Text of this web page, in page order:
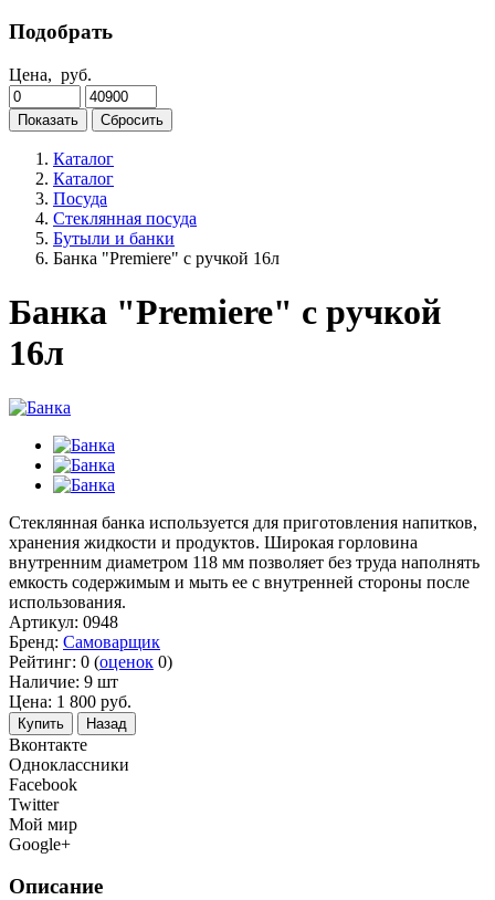
Подобрать
Цена, руб.
Показать Сбросить
Каталог
Каталог
Посуда
Стеклянная посуда
Бутыли и банки
Банка "Premiere" с ручкой 16л
Банка "Premiere" с ручкой
16л
Стеклянная банка используется для приготовления напитков,
хранения жидкости и продуктов. Широкая горловина
внутренним диаметром 118 мм позволяет без труда наполнять
емкость содержимым и мыть ее с внутренней стороны после
использования.
Артикул: 0948
Бренд: Самоварщик
Рейтинг: 0 (оценок 0)
Наличие: 9 шт
Цена: 1 800 руб.
Купить Назад
Вконтакте
Одноклассники
Facebook
Twitter
Мой мир
Google+
Описание